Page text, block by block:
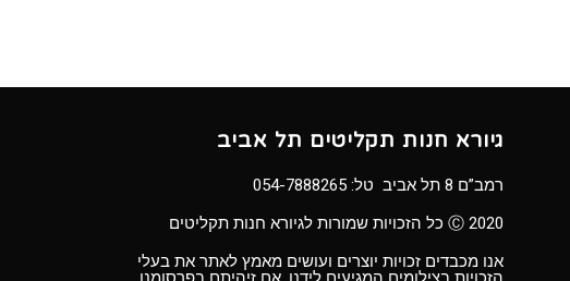
גיורא חנות תקליטים תל אביב
רמב”ם 8 תל אביב טל:
054-7888265
Ⓒ 2020 כל הזכויות שמורות לגיורא חנות תקליטים
אנו מכבדים זכויות יוצרים ועושים מאמץ לאתר את בעלי